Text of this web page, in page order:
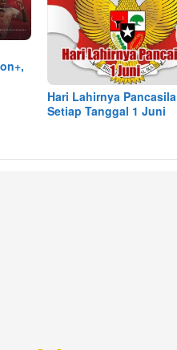
Hari Lahirnya Pancasila
Setiap Tanggal 1 Juni